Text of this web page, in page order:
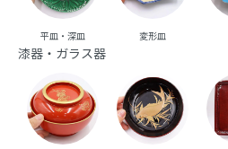
平皿・深皿 変形皿
漆器・ガラス器